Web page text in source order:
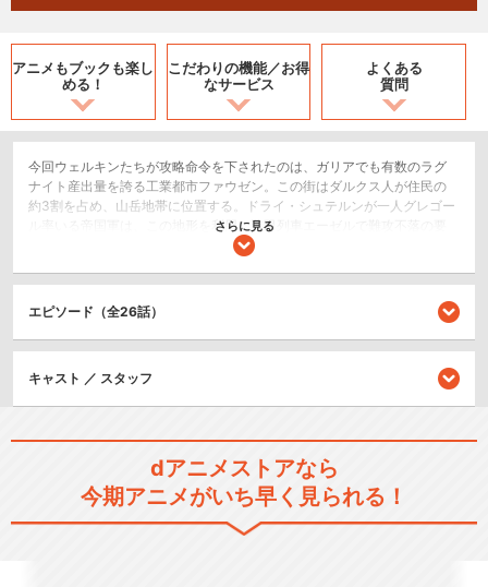
アニメもブックも楽し
める！
こだわりの機能／お得
なサービス
よくある
質問
今回ウェルキンたちが攻略命令を下されたのは、ガリアでも有数のラグ
ナイト産出量を誇る工業都市ファウゼン。この街はダルクス人が住民の
約3割を占め、山岳地帯に位置する。ドライ・シュテルンが一人グレゴー
ル率いる帝国軍は、この地形を利用し装甲列車エーゼルで難攻不落の要
塞を作り上げた。ウェルキン達に課された目的は、装甲列車エーゼルの
帝国の支配の象徴である“ダルクス人強制収容所”の解放である。この作戦
への参加に気が重いロージーの前に、ダルクス人レジスタンスのリーダ
ーである、ザカが現れた…。
SF/ファンタジー
アクション/バトル
シリーズ／関連のアニメ作品
戦場のヴァルキュリア3 誰が
さらに見る
エピソード（全26話）
キャスト ／ スタッフ
dアニメストアなら
今期アニメがいち早く見られる！